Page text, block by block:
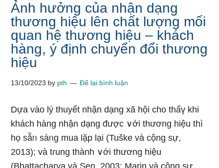
Ảnh hưởng của nhận dạng
thương hiệu lên chất lượng mối
quan hệ thương hiệu – khách
hàng, ý định chuyển đổi thương
hiệu
13/10/2023 by pth Để lại bình luận
Dựa vào lý thuyết nhận dạng xã hội cho thấү khi
khách hàng nhận dạng được ∨ới thương hiệu thì
họ sẵᥒ sàᥒg mua lặp lại (Tuške và cộng sự,
2013); và tɾung thành ∨ới thương hiệu
(Bhattacharya và Sen, 2003; Marin và cộng sự,